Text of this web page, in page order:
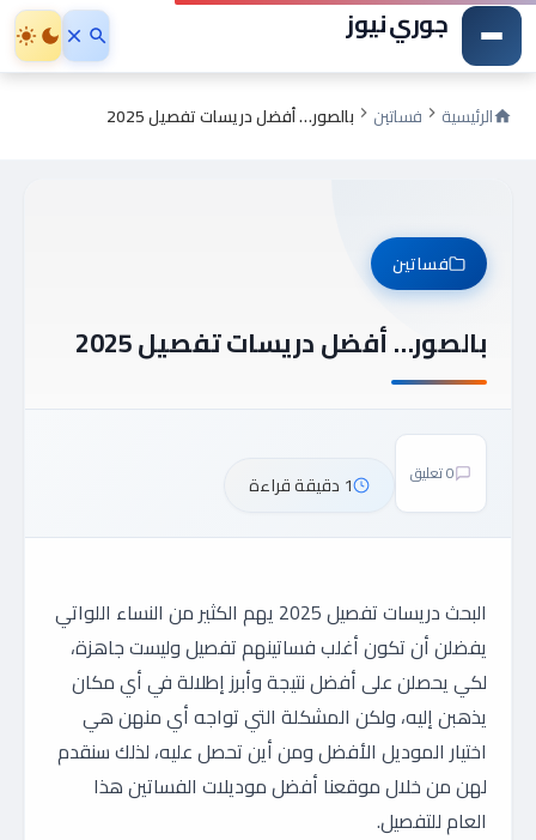
جوري نيوز
الرئيسية فساتين بالصور… أفضل دريسات تفصيل 2025
فساتين
بالصور… أفضل دريسات تفصيل 2025
0 تعليق 1 دقيقة قراءة
البحث دريسات تفصيل 2025 يهم الكثير من النساء اللواتي
يفضلن أن تكون أغلب فساتينهم تفصيل وليست جاهزة،
لكي يحصلن على أفضل نتيجة وأبرز إطلالة في أي مكان
يذهبن إليه، ولكن المشكلة التي تواجه أي منهن هي
اختيار الموديل الأفضل ومن أين تحصل عليه، لذلك سنقدم
لهن من خلال موقعنا أفضل موديلات الفساتين هذا
العام للتفصيل.